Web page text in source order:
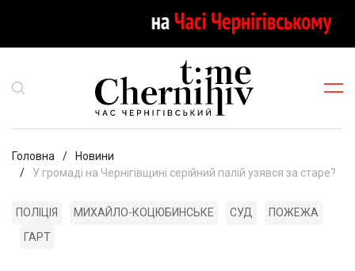
Головна
Новини
У громаді на Чернігівщині серійний палій узявся за старе?
ПОЛІЦІЯ МИХАЙЛО-КОЦЮБИНСЬКЕ СУД
ПОЖЕЖА
ГАРТ